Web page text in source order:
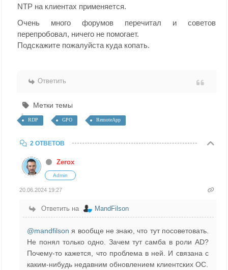
NTP на клиентах применяется.
Очень много форумов перечитал и советов
перепробовал, ничего не помогает.
Подскажите пожалуйста куда копать.
Ответить
Метки темы
RDP GPO RemoteApp
2 ОТВЕТОВ
Zerox
Admin
20.06.2024 19:27
Ответить на MandFilson
@mandfilson я вообще не знаю, что тут посоветовать.
Не понял только одно. Зачем тут самба в роли AD?
Почему-то кажется, что проблема в ней. И связана с
каким-нибудь недавним обновлением клиентских ОС.